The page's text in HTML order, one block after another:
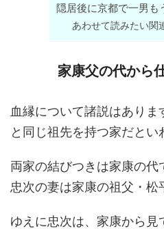
隠居後に京都で一男も
あわせて読みたい関
家康父の代から
血縁について諸説はあり
と同じ祖先を持つ家だとい
両家の結びつきは家康の
忠次の妻は家康の祖父・松
ゆえに忠次は、家康から見